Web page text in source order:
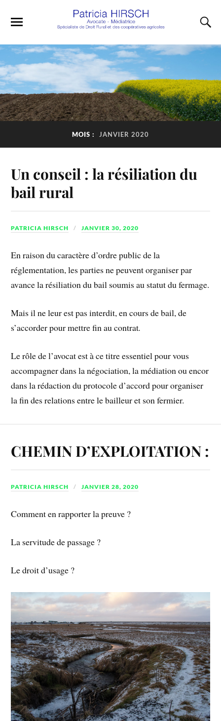
MOIS : JANVIER 2020
Un conseil : la résiliation du
bail rural
PATRICIA HIRSCH JANVIER 30, 2020
En raison du caractère d’ordre public de la
réglementation, les parties ne peuvent organiser par
avance la résiliation du bail soumis au statut du fermage.
Mais il ne leur est pas interdit, en cours de bail, de
s’accorder pour mettre fin au contrat.
Le rôle de l’avocat est à ce titre essentiel pour vous
accompagner dans la négociation, la médiation ou encor
dans la rédaction du protocole d’accord pour organiser
la fin des relations entre le bailleur et son fermier.
CHEMIN D’EXPLOITATION :
PATRICIA HIRSCH JANVIER 28, 2020
Comment en rapporter la preuve ?
La servitude de passage ?
Le droit d’usage ?